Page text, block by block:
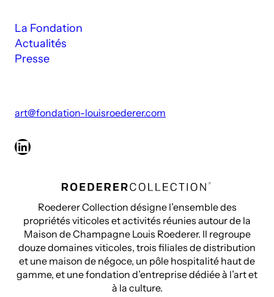
La Fondation
Actualités
Presse
art@fondation-louisroederer.com
LinkedIn
Roederer Collection désigne l’ensemble des
propriétés viticoles et activités réunies autour de la
Maison de Champagne Louis Roederer. Il regroupe
douze domaines viticoles, trois filiales de distribution
et une maison de négoce, un pôle hospitalité haut de
gamme, et une fondation d’entreprise dédiée à l’art et
à la culture.